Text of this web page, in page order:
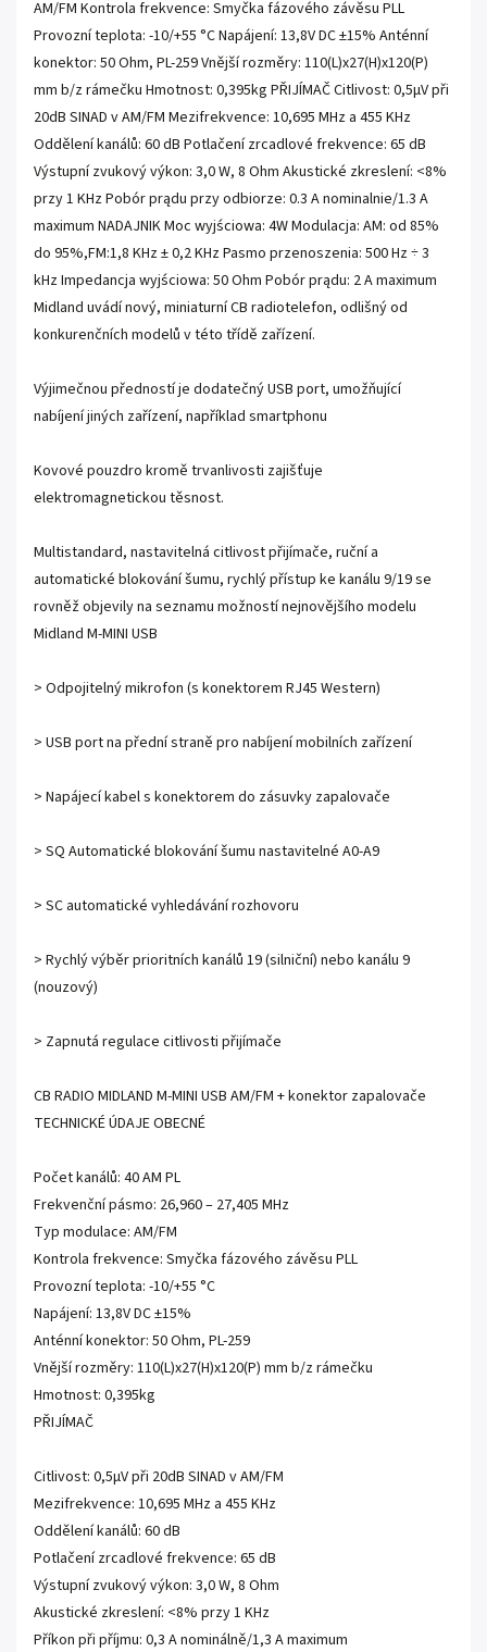
AM/FM Kontrola frekvence: Smyčka fázového závěsu PLL
Provozní teplota: -10/+55 °C Napájení: 13,8V DC ±15% Anténní
konektor: 50 Ohm, PL-259 Vnější rozměry: 110(L)x27(H)x120(P)
mm b/z rámečku Hmotnost: 0,395kg PŘIJÍMAČ Citlivost: 0,5µV při
20dB SINAD v AM/FM Mezifrekvence: 10,695 MHz a 455 KHz
Oddělení kanálů: 60 dB Potlačení zrcadlové frekvence: 65 dB
Výstupní zvukový výkon: 3,0 W, 8 Ohm Akustické zkreslení: <8%
przy 1 KHz Pobór prądu przy odbiorze: 0.3 A nominalnie/1.3 A
maximum NADAJNIK Moc wyjściowa: 4W Modulacja: AM: od 85%
do 95%,FM:1,8 KHz ± 0,2 KHz Pasmo przenoszenia: 500 Hz ÷ 3
kHz Impedancja wyjściowa: 50 Ohm Pobór prądu: 2 A maximum
Midland uvádí nový, miniaturní CB radiotelefon, odlišný od
konkurenčních modelů v této třídě zařízení.
Výjimečnou předností je dodatečný USB port, umožňující
nabíjení jiných zařízení, například smartphonu
Kovové pouzdro kromě trvanlivosti zajišťuje
elektromagnetickou těsnost.
Multistandard, nastavitelná citlivost přijímače, ruční a
automatické blokování šumu, rychlý přístup ke kanálu 9/19 se
rovněž objevily na seznamu možností nejnovějšího modelu
Midland M-MINI USB
> Odpojitelný mikrofon (s konektorem RJ45 Western)
> USB port na přední straně pro nabíjení mobilních zařízení
> Napájecí kabel s konektorem do zásuvky zapalovače
> SQ Automatické blokování šumu nastavitelné A0-A9
> SC automatické vyhledávání rozhovoru
> Rychlý výběr prioritních kanálů 19 (silniční) nebo kanálu 9
(nouzový)
> Zapnutá regulace citlivosti přijímače
CB RADIO MIDLAND M-MINI USB AM/FM + konektor zapalovače
TECHNICKÉ ÚDAJE OBECNÉ
Počet kanálů: 40 AM PL
Frekvenční pásmo: 26,960 – 27,405 MHz
Typ modulace: AM/FM
Kontrola frekvence: Smyčka fázového závěsu PLL
Provozní teplota: -10/+55 °C
Napájení: 13,8V DC ±15%
Anténní konektor: 50 Ohm, PL-259
Vnější rozměry: 110(L)x27(H)x120(P) mm b/z rámečku
Hmotnost: 0,395kg
PŘIJÍMAČ
Citlivost: 0,5µV při 20dB SINAD v AM/FM
Mezifrekvence: 10,695 MHz a 455 KHz
Oddělení kanálů: 60 dB
Potlačení zrcadlové frekvence: 65 dB
Výstupní zvukový výkon: 3,0 W, 8 Ohm
Akustické zkreslení: <8% przy 1 KHz
Příkon při příjmu: 0,3 A nominálně/1,3 A maximum